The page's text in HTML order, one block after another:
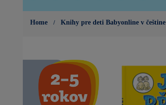
Home Knihy pre deti Babyonline v češtine